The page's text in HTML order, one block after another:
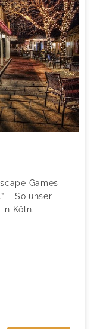
Games
– So unser
Köln.